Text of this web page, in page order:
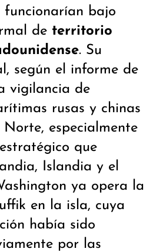
bajo
de territorio
. Su
según el informe de
vigilancia de
rusas y chinas
especialmente
que
Islandia y el
ya opera la
en la isla, cuya
había sido
por las